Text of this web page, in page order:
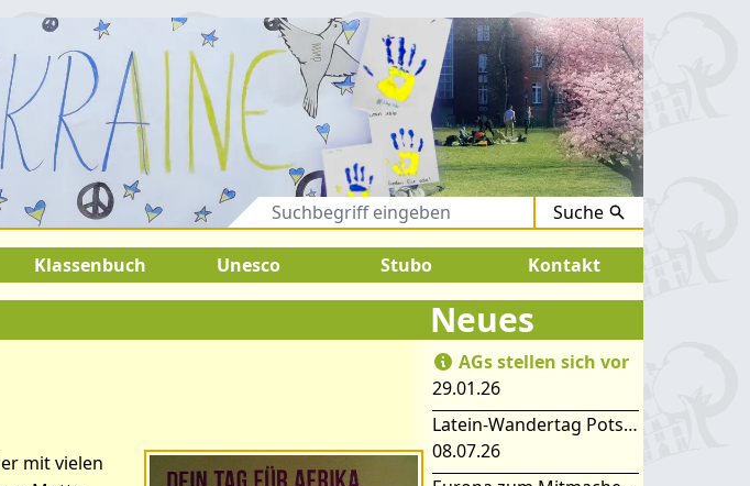
Suche
! 9.Juli 2026 bis 22.August 2026: SOMMERFERIEN !
Klassenbuch Unesco Stubo Kontakt
mit vielen
Neues
AGs stellen sich vor
29.01.26
Latein-Wandertag Potsdam
08.07.26